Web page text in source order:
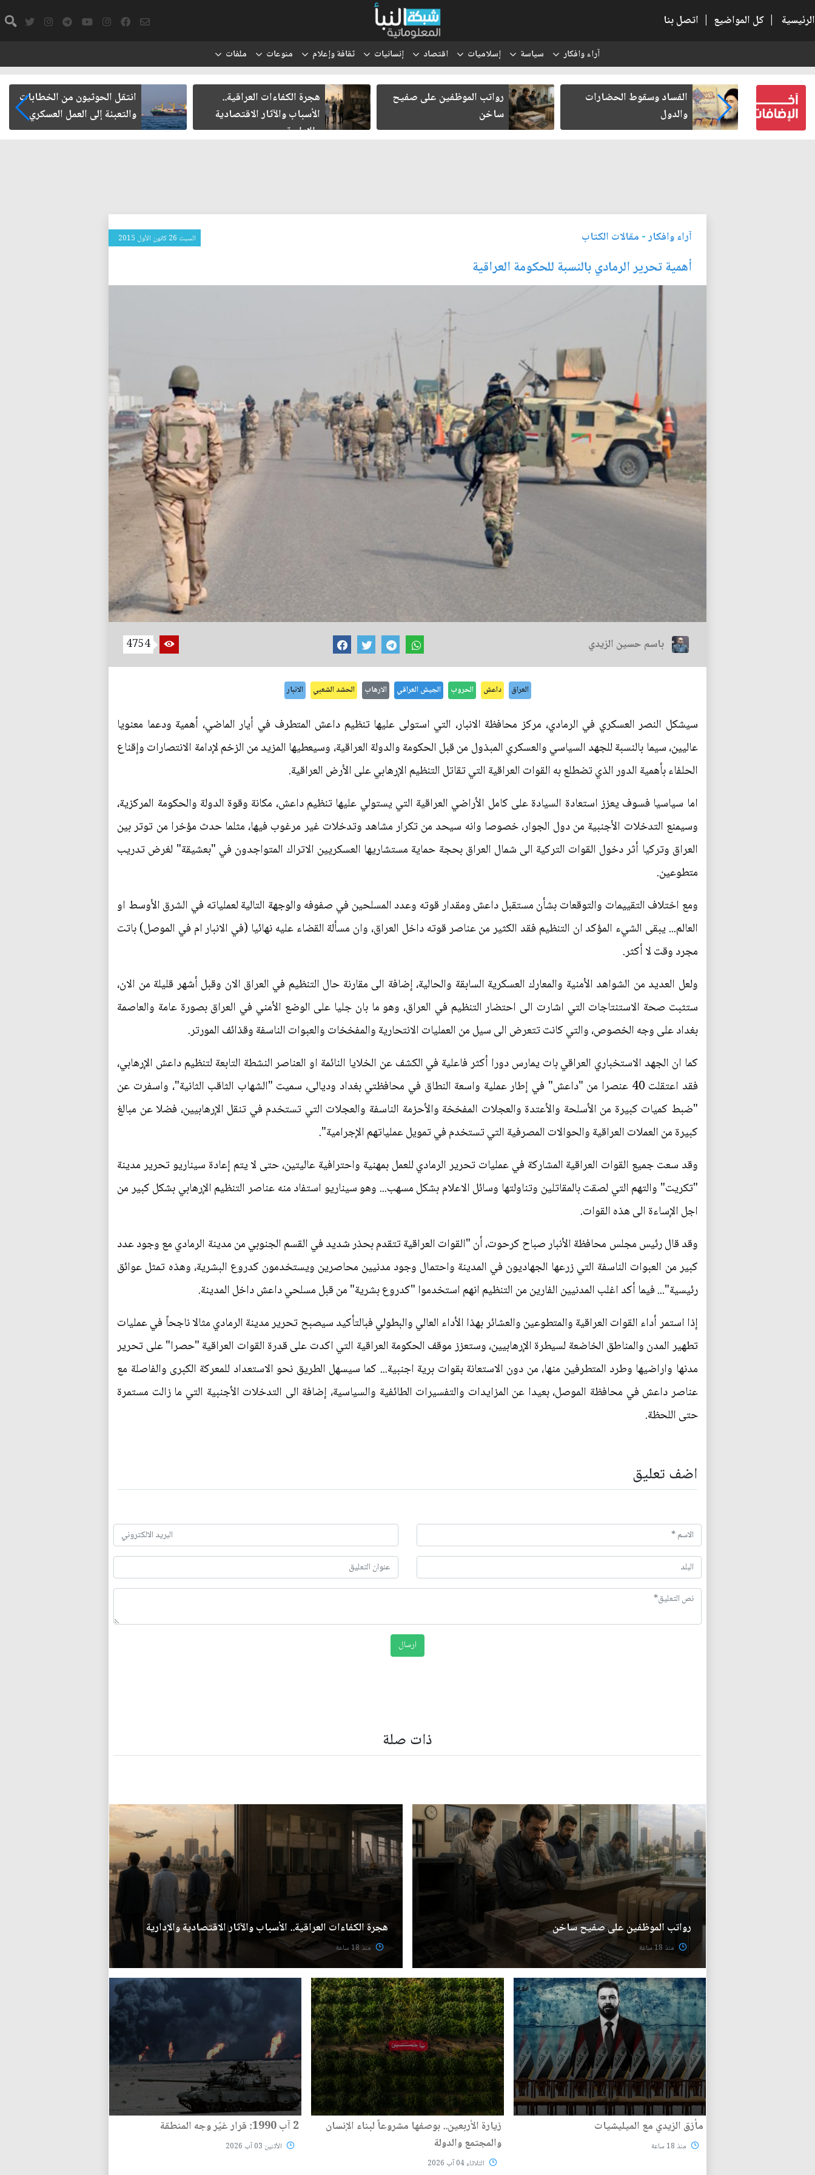
الرئيسية | كل المواضيع | اتصل بنا
آراء وافكار سياسة إسلاميات اقتصاد إنسانيات ثقافة وإعلام منوعات ملفات
كتب لنفسه
الفساد وسقوط الحضارات
والدول
رواتب الموظفين على صفيح
ساخن
هجرة الكفاءات العراقية..
الأسباب والآثار الاقتصادية
والإدارية
انتقل الحوثيون من الخطابات
والتعبئة إلى العمل العسكري
آراء وافكار- مقالات الكتاب السبت 26 كانون الأول 2015
أهمية تحرير الرمادي بالنسبة للحكومة العراقية
باسم حسين الزيدي 4754
العراق داعش الحروب الجيش العراقي الارهاب الحشد الشعبي الانبار
سيشكل النصر العسكري في الرمادي، مركز محافظة الانبار، التي استولى عليها تنظيم داعش المتطرف في أيار الماضي، أهمية ودعما معنويا
عاليين، سيما بالنسبة للجهد السياسي والعسكري المبذول من قبل الحكومة والدولة العراقية، وسيعطيها المزيد من الزخم لإدامة الانتصارات وإقناع
الحلفاء بأهمية الدور الذي تضطلع به القوات العراقية التي تقاتل التنظيم الإرهابي على الأرض العراقية.
اما سياسيا فسوف يعزز استعادة السيادة على كامل الأراضي العراقية التي يستولي عليها تنظيم داعش، مكانة وقوة الدولة والحكومة المركزية،
وسيمنع التدخلات الأجنبية من دول الجوار، خصوصا وانه سيحد من تكرار مشاهد وتدخلات غير مرغوب فيها، مثلما حدث مؤخرا من توتر بين
العراق وتركيا أثر دخول القوات التركية الى شمال العراق بحجة حماية مستشاريها العسكريين الاتراك المتواجدون في "بعشيقة" لغرض تدريب
متطوعين.
ومع اختلاف التقييمات والتوقعات بشأن مستقبل داعش ومقدار قوته وعدد المسلحين في صفوفه والوجهة التالية لعملياته في الشرق الأوسط او
العالم... يبقى الشيء المؤكد ان التنظيم فقد الكثير من عناصر قوته داخل العراق، وان مسألة القضاء عليه نهائيا (في الانبار ام في الموصل) باتت
مجرد وقت لا أكثر.
ولعل العديد من الشواهد الأمنية والمعارك العسكرية السابقة والحالية، إضافة الى مقارنة حال التنظيم في العراق الان وقبل أشهر قليلة من الان،
ستثبت صحة الاستنتاجات التي اشارت الى احتضار التنظيم في العراق، وهو ما بان جليا على الوضع الأمني في العراق بصورة عامة والعاصمة
بغداد على وجه الخصوص، والتي كانت تتعرض الى سيل من العمليات الانتحارية والمفخخات والعبوات الناسفة وقذائف المورتر.
كما ان الجهد الاستخباري العراقي بات يمارس دورا أكثر فاعلية في الكشف عن الخلايا النائمة او العناصر النشطة التابعة لتنظيم داعش الإرهابي،
فقد اعتقلت 40 عنصرا من "داعش" في إطار عملية واسعة النطاق في محافظتي بغداد وديالى، سميت "الشهاب الثاقب الثانية"، واسفرت عن
"ضبط كميات كبيرة من الأسلحة والأعتدة والعجلات المفخخة والأحزمة الناسفة والعجلات التي تستخدم في تنقل الإرهابيين، فضلا عن مبالغ
كبيرة من العملات العراقية والحوالات المصرفية التي تستخدم في تمويل عملياتهم الإجرامية".
وقد سعت جميع القوات العراقية المشاركة في عمليات تحرير الرمادي للعمل بمهنية واحترافية عاليتين، حتى لا يتم إعادة سيناريو تحرير مدينة
"تكريت" والتهم التي لصقت بالمقاتلين وتناولتها وسائل الاعلام بشكل مسهب... وهو سيناريو استفاد منه عناصر التنظيم الإرهابي بشكل كبير من
اجل الإساءة الى هذه القوات.
وقد قال رئيس مجلس محافظة الأنبار صباح كرحوت، أن "القوات العراقية تتقدم بحذر شديد في القسم الجنوبي من مدينة الرمادي مع وجود عدد
كبير من العبوات الناسفة التي زرعها الجهاديون في المدينة واحتمال وجود مدنيين محاصرين ويستخدمون كدروع البشرية، وهذه تمثل عوائق
رئيسية"... فيما أكد اغلب المدنيين الفارين من التنظيم انهم استخدموا "كدروع بشرية" من قبل مسلحي داعش داخل المدينة.
إذا استمر أداء القوات العراقية والمتطوعين والعشائر بهذا الأداء العالي والبطولي فبالتأكيد سيصبح تحرير مدينة الرمادي مثالا ناجحاً في عمليات
تطهير المدن والمناطق الخاضعة لسيطرة الإرهابيين، وستعزز موقف الحكومة العراقية التي اكدت على قدرة القوات العراقية "حصرا" على تحرير
مدنها واراضيها وطرد المتطرفين منها، من دون الاستعانة بقوات برية اجنبية... كما سيسهل الطريق نحو الاستعداد للمعركة الكبرى والفاصلة مع
عناصر داعش في محافظة الموصل، بعيدا عن المزايدات والتفسيرات الطائفية والسياسية، إضافة الى التدخلات الأجنبية التي ما زالت مستمرة
حتى اللحظة.
اضف تعليق
ذات صلة
رواتب الموظفين على صفيح ساخن
منذ 18 ساعة
هجرة الكفاءات العراقية.. الأسباب والآثار الاقتصادية والإدارية
منذ 18 ساعة
مأزق الزيدي مع الميليشيات
منذ 18 ساعة
زيارة الأربعين.. بوصفها مشروعاً لبناء الإنسان
والمجتمع والدولة
الثلاثاء 04 آب 2026
2 آب 1990: قرار غيّر وجه المنطقة
الأثنين 03 آب 2026